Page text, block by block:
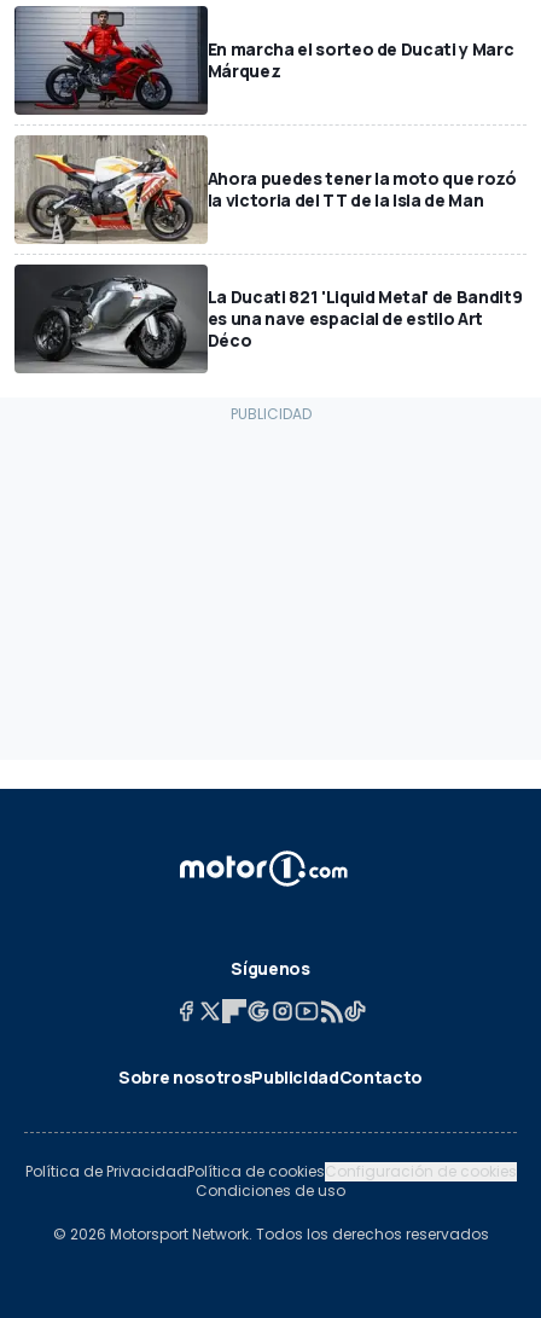
En marcha el sorteo de Ducati y Marc
Márquez
Ahora puedes tener la moto que rozó
la victoria del TT de la Isla de Man
La Ducati 821 'Liquid Metal' de Bandit9
es una nave espacial de estilo Art
Déco
Síguenos
Sobre nosotrosPublicidadContacto
Política de PrivacidadPolítica de cookiesConfiguración de cookies
Condiciones de uso
© 2026 Motorsport Network. Todos los derechos reservados